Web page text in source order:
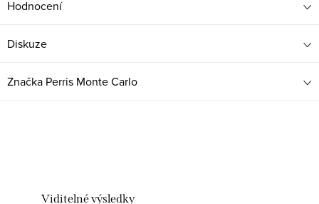
Hodnocení
Diskuze
Značka Perris Monte Carlo
Viditelné výsledky